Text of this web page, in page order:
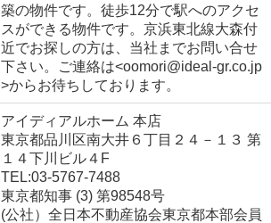
築の物件です。徒歩12分で駅へのアクセ
スができる物件です。京浜東北線大森付
近でお探しの方は、当社までお問い合せ
下さい。ご連絡は<oomori@ideal-gr.co.jp
>からお待ちしております。
アイディアルホーム 本店
東京都品川区南大井６丁目２４－１３ 第
１４下川ビル４F
TEL:03-5767-7488
東京都知事 (3) 第98548号
(公社）全日本不動産協会東京都本部会員